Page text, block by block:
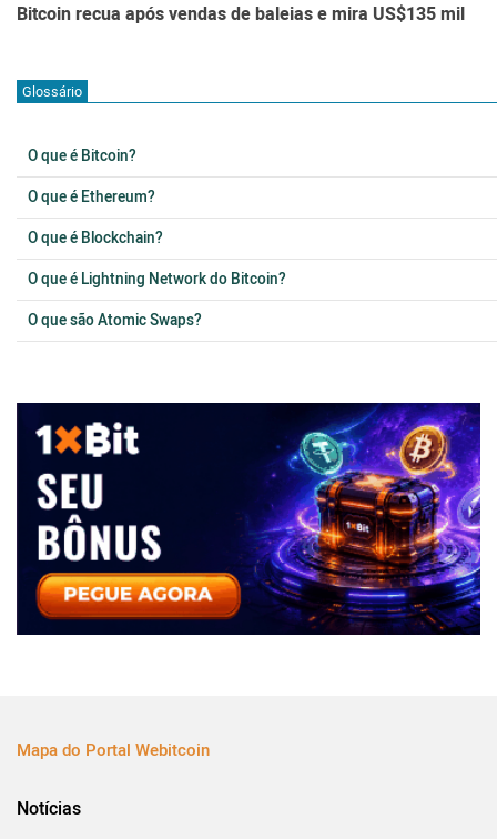
Bitcoin recua após vendas de baleias e mira US$135 mil
Glossário
O que é Bitcoin?
O que é Ethereum?
O que é Blockchain?
O que é Lightning Network do Bitcoin?
O que são Atomic Swaps?
Mapa do Portal Webitcoin
Notícias